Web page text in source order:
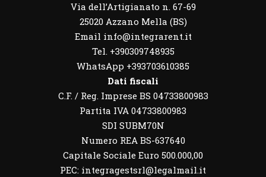
Via dell’Artigianato n. 67-69
25020 Azzano Mella (BS)
Email info@integrarent.it
Tel. +390309748935
WhatsApp +393703610385
Dati fiscali
C.F. / Reg. Imprese BS 04733800983
Partita IVA 04733800983
SDI SUBM70N
Numero REA BS-637640
Capitale Sociale Euro 500.000,00
PEC: integragestsrl@legalmail.it